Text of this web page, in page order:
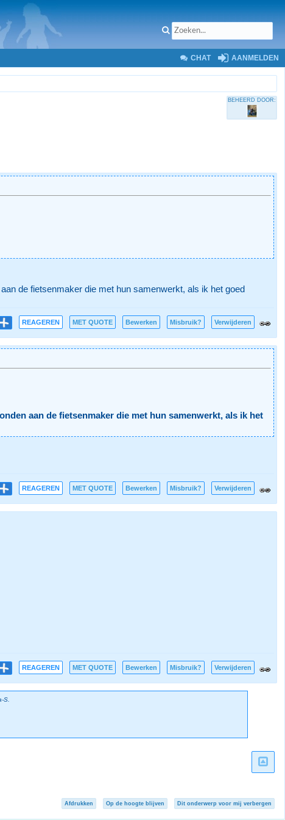
CHAT AANMELDEN
BEHEERD DOOR:
de fietsenmaker die met hun samenwerkt, als ik het goed
REAGEREN MET QUOTE Bewerken Misbruik? Verwijderen
aan de fietsenmaker die met hun samenwerkt, als ik het
REAGEREN MET QUOTE Bewerken Misbruik? Verwijderen
REAGEREN MET QUOTE Bewerken Misbruik? Verwijderen
S.
Afdrukken Op de hoogte blijven Dit onderwerp voor mij verbergen